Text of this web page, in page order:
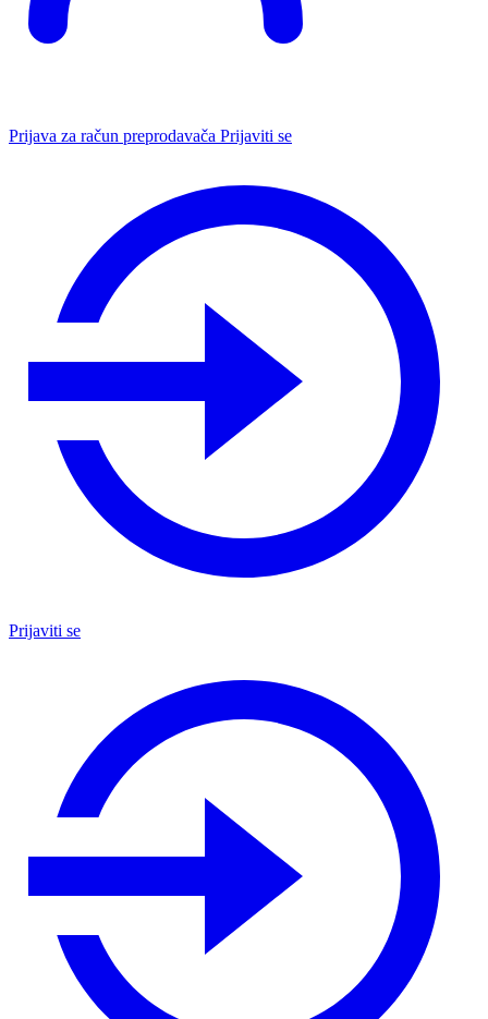
Prijava za račun preprodavača Prijaviti se
Prijaviti se